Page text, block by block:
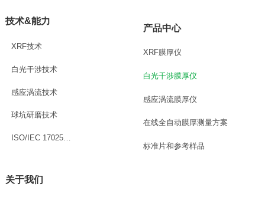
关于我们
产品中心
XRF膜厚仪
白光干涉膜厚仪
感应涡流膜厚仪
在线全自动膜厚测量方案
标准片和参考样品
技术&能力
XRF技术
白光干涉技术
感应涡流技术
球坑研磨技术
ISO/IEC 17025认可实验室